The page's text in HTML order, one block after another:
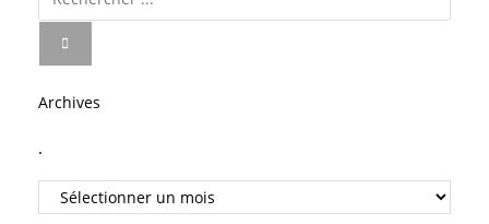
Archives
.